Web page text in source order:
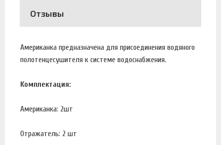
Отзывы
Американка предназначена для присоединения водяного
полотенцесушителя к системе водоснабжения.
Комплектация:
Американка: 2шт
Отражатель: 2 шт